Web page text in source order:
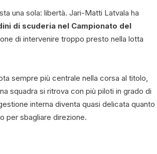
una sola: libertà. Jari-Matti Latvala ha
di scuderia nel Campionato del
di intervenire troppo presto nella lotta
sempre più centrale nella corsa al titolo,
squadra si ritrova con più piloti in grado di
interna diventa quasi delicata quanto
per sbagliare direzione.